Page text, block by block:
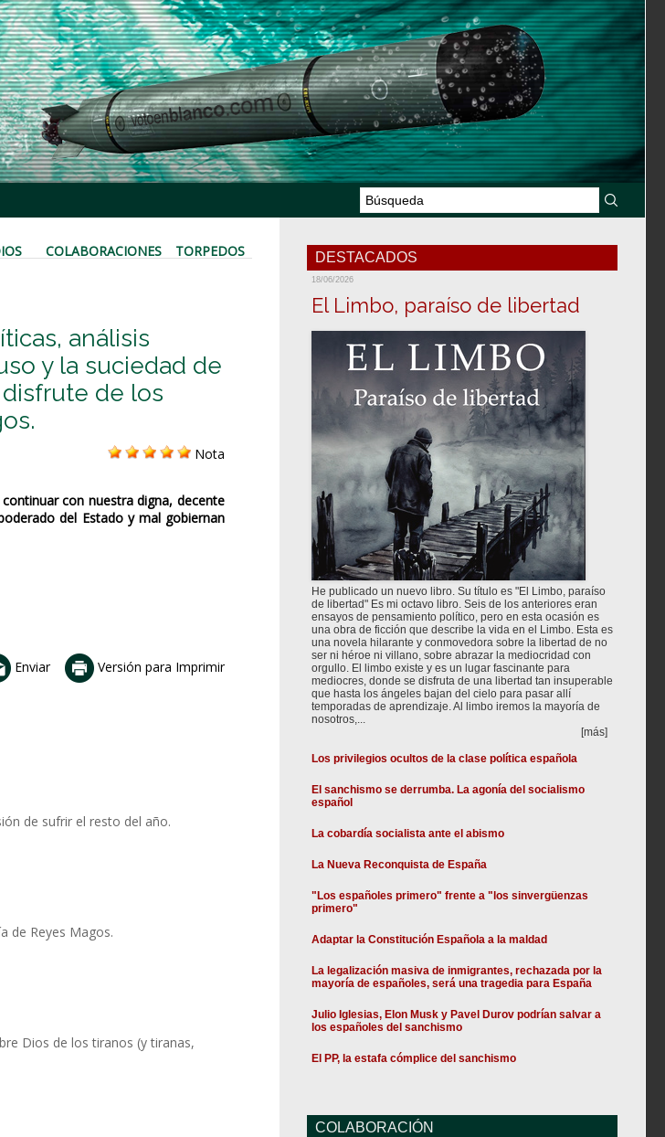
COLABORACIONES TORPEDOS
análisis
y la suciedad de
de los
Nota
con nuestra digna, decente
del Estado y mal gobiernan
Enviar Versión para Imprimir
de sufrir el resto del año.
de Reyes Magos.
Dios de los tiranos (y tiranas,
DESTACADOS
18/06/2026
El Limbo, paraíso de libertad
He publicado un nuevo libro. Su título es "El Limbo, paraíso
de libertad" Es mi octavo libro. Seis de los anteriores eran
ensayos de pensamiento político, pero en esta ocasión es
una obra de ficción que describe la vida en el Limbo. Esta es
una novela hilarante y conmovedora sobre la libertad de no
ser ni héroe ni villano, sobre abrazar la mediocridad con
orgullo. El limbo existe y es un lugar fascinante para
mediocres, donde se disfruta de una libertad tan insuperable
que hasta los ángeles bajan del cielo para pasar allí
temporadas de aprendizaje. Al limbo iremos la mayoría de
nosotros,...
[más]
Los privilegios ocultos de la clase política española
El sanchismo se derrumba. La agonía del socialismo
español
La cobardía socialista ante el abismo
La Nueva Reconquista de España
"Los españoles primero" frente a "los sinvergüenzas
primero"
Adaptar la Constitución Española a la maldad
La legalización masiva de inmigrantes, rechazada por la
mayoría de españoles, será una tragedia para España
Julio Iglesias, Elon Musk y Pavel Durov podrían salvar a
los españoles del sanchismo
El PP, la estafa cómplice del sanchismo
COLABORACIÓN